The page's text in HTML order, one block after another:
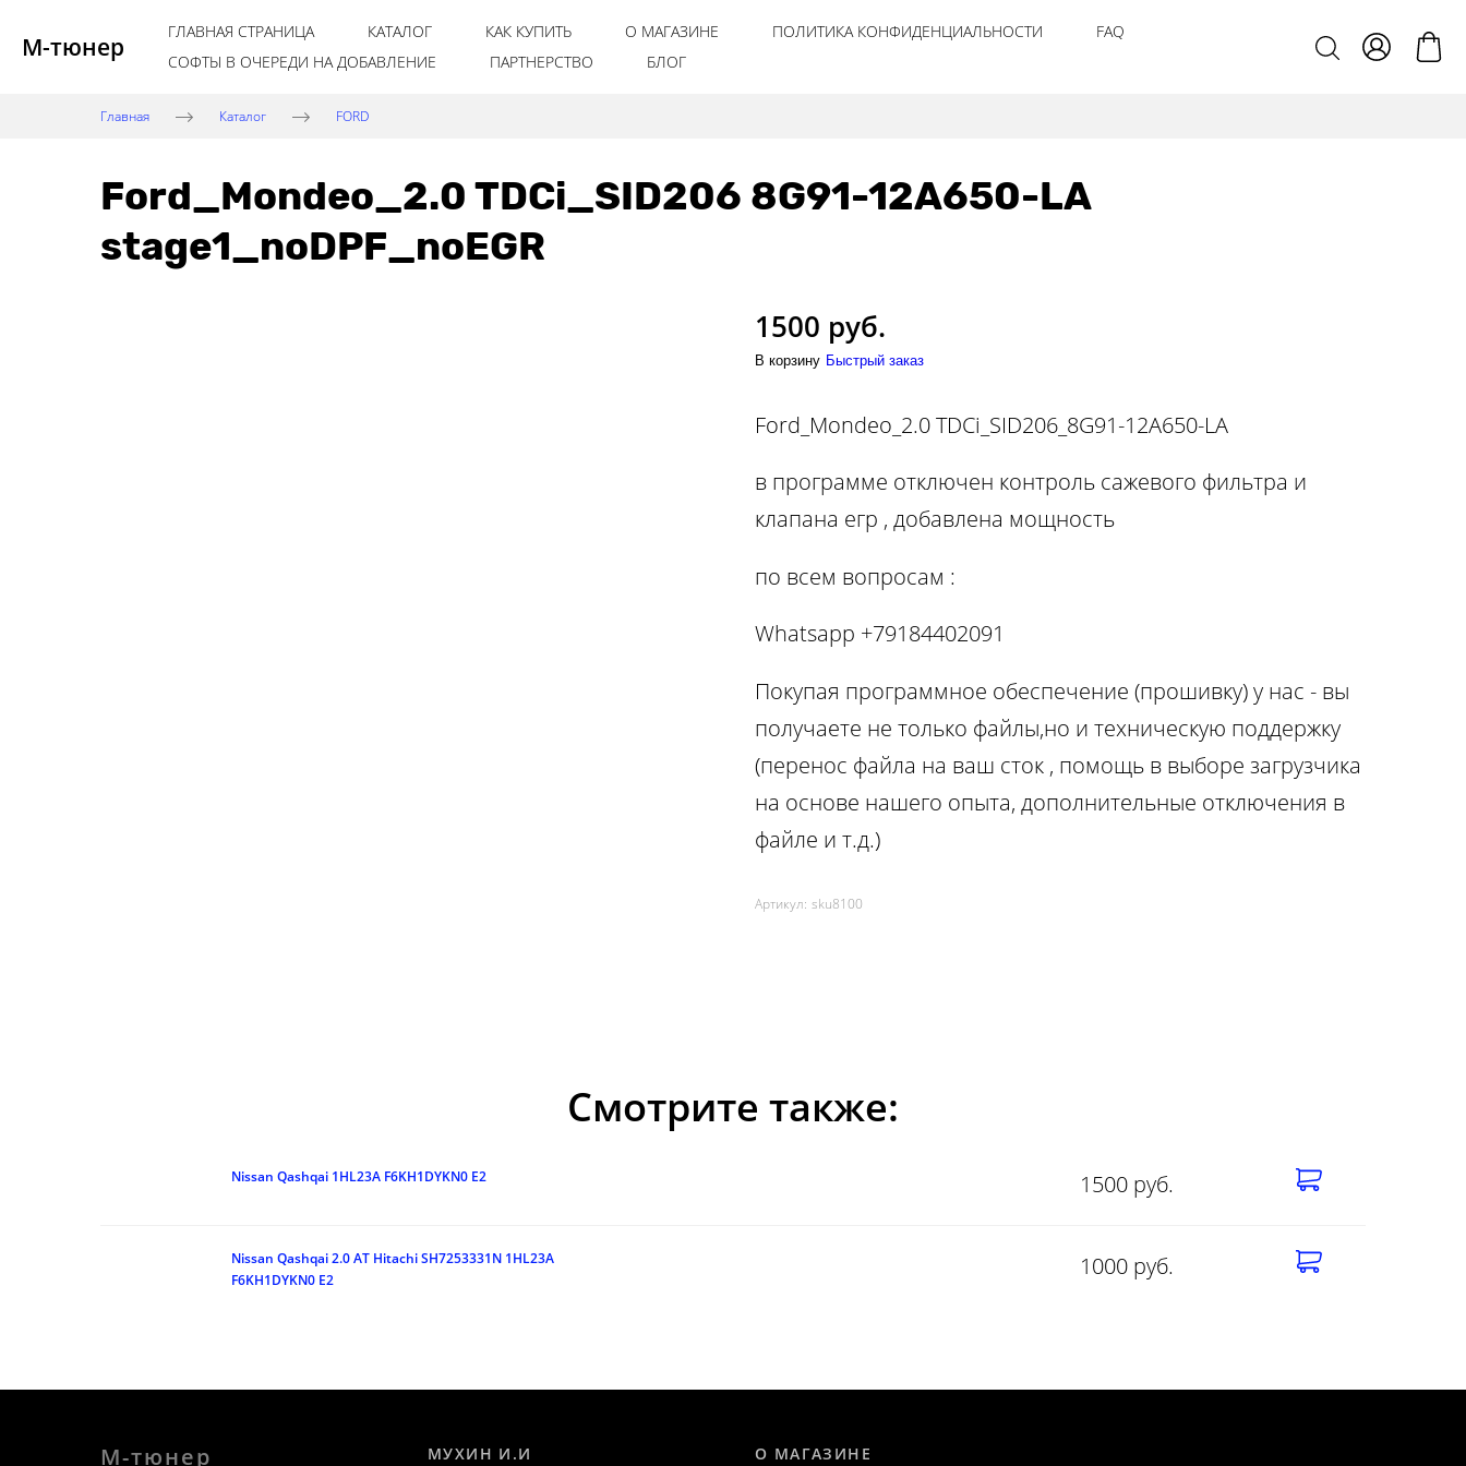
М-тюнер ГЛАВНАЯ СТРАНИЦА КАТАЛОГ КАК КУПИТЬ О МАГАЗИНЕ ПОЛИТИКА КОНФИДЕНЦИАЛЬНОСТИ
FAQ
СОФТЫ В ОЧЕРЕДИ НА ДОБАВЛЕНИЕ
ПАРТНЕРСТВО БЛОГ
Главная Каталог FORD
Ford_Mondeo_2.0 TDCi_SID206 8G91-12A650-LA
stage1_noDPF_noEGR
1500 руб.
В корзину Быстрый заказ
Ford_Mondeo_2.0 TDCi_SID206_8G91-12A650-LA
в программе отключен контроль сажевого фильтра и
клапана егр , добавлена мощность
по вcем вопросам :
Whatsapp +79184402091
Покупая программное обеспечение (прошивку) у нас - вы
получаете не только файлы,но и техническую поддержку
(перенос файла на ваш сток , помощь в выборе загрузчика
на основе нашего опыта, дополнительные отключения в
файле и т.д.)
Артикул: sku8100
Смотрите также:
Nissan Qashqai 1HL23A F6KH1DYKN0 E2 1500 руб.
Nissan Qashqai 2.0 AT Hitachi SH7253331N 1HL23A
F6KH1DYKN0 E2
1000 руб.
М-тюнер
МУХИН И.И
О МАГАЗИНЕ